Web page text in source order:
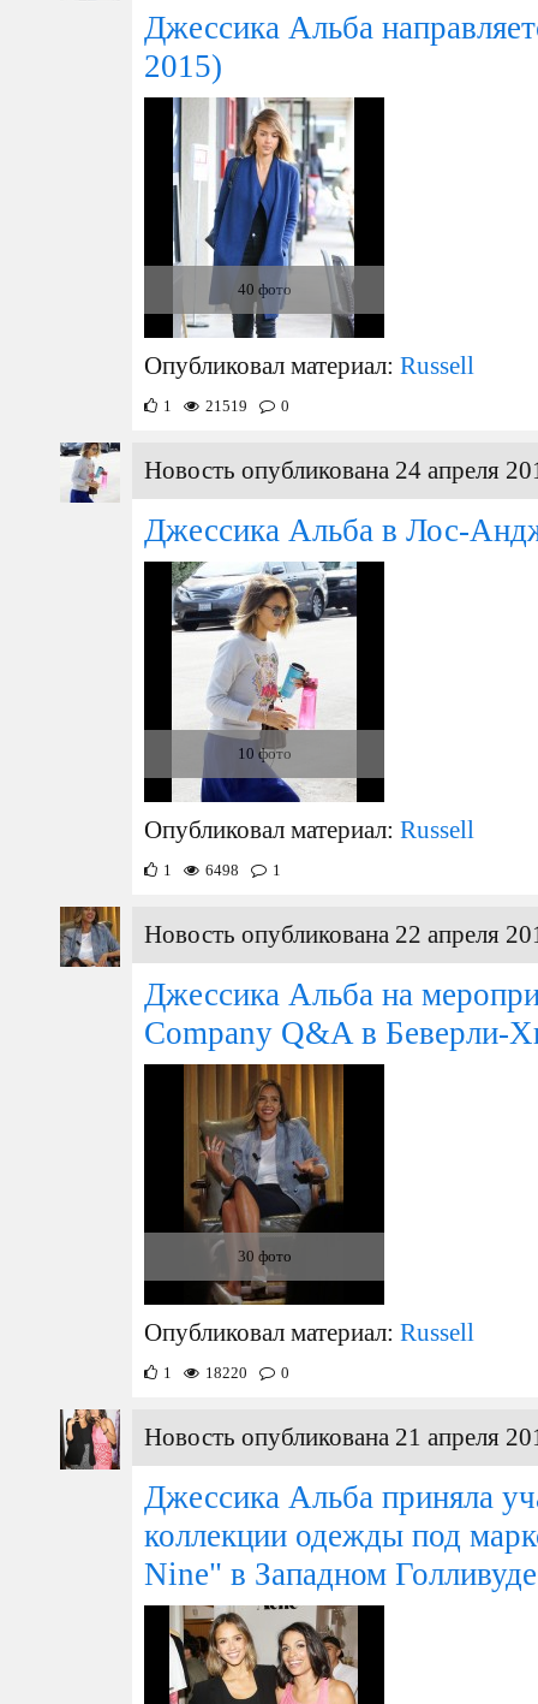
Джессика Альба
2015)
40 фото
Опубликовал материал: Russell
1 21519 0
Новость опубликована 24 апреля
Джессика Альба в Лос-
10 фото
Опубликовал материал: Russell
1 6498 1
Новость опубликована 22 апреля
Джессика Альба на
Company Q&A в Беверли-
30 фото
Опубликовал материал: Russell
1 18220 0
Новость опубликована 21 апреля
Джессика Альба приняла
коллекции одежды под
Nine" в Западном Голливуде